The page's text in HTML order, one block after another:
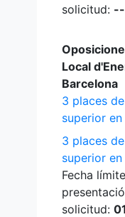
solicitud:
Local
Barcelona
3 places
superior
3 places
superior
Fecha
solicitud: